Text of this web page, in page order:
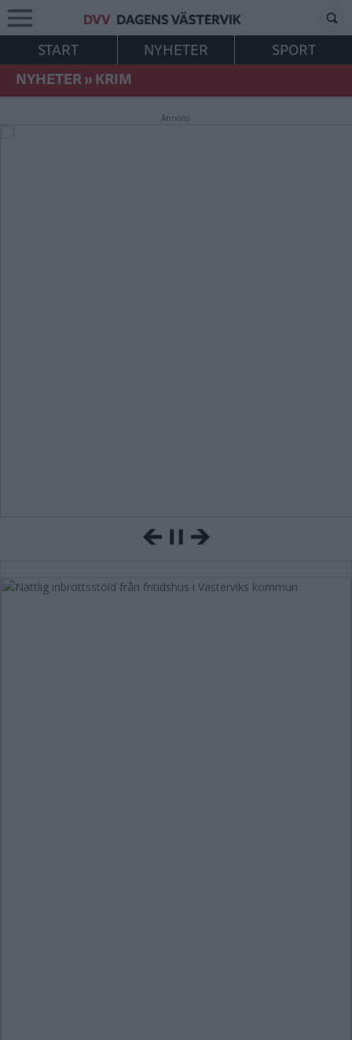
START NYHETER
SPORT
NYHETER»KRIM
Annons: